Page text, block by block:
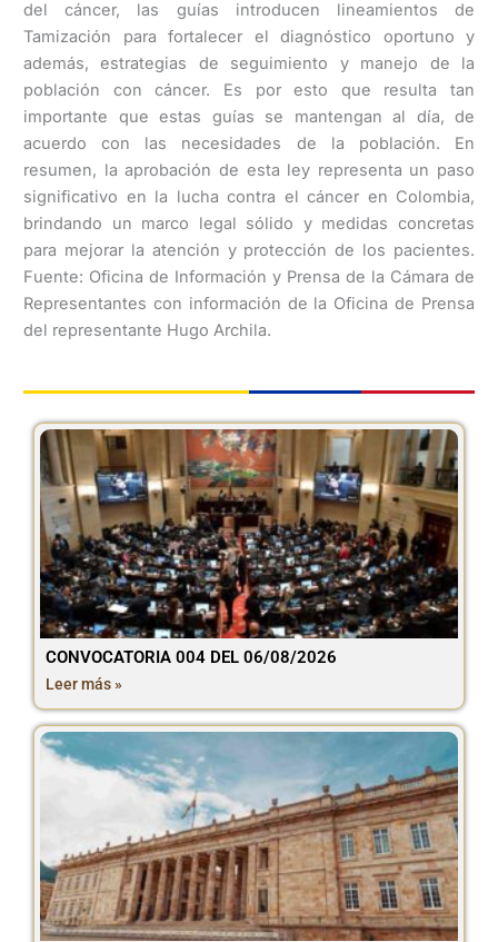
del cáncer, las guías introducen lineamientos de
Tamización para fortalecer el diagnóstico oportuno y
además, estrategias de seguimiento y manejo de la
población con cáncer. Es por esto que resulta tan
importante que estas guías se mantengan al día, de
acuerdo con las necesidades de la población. En
resumen, la aprobación de esta ley representa un paso
significativo en la lucha contra el cáncer en Colombia,
brindando un marco legal sólido y medidas concretas
para mejorar la atención y protección de los pacientes.
Fuente: Oficina de Información y Prensa de la Cámara de
Representantes con información de la Oficina de Prensa
del representante Hugo Archila.
CONVOCATORIA 004 DEL 06/08/2026
Leer más »